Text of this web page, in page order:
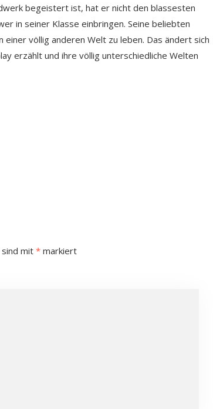
begeistert ist, hat er nicht den blassesten
in seiner Klasse einbringen. Seine beliebten
einer völlig anderen Welt zu leben. Das ändert sich
erzählt und ihre völlig unterschiedliche Welten
mit * markiert